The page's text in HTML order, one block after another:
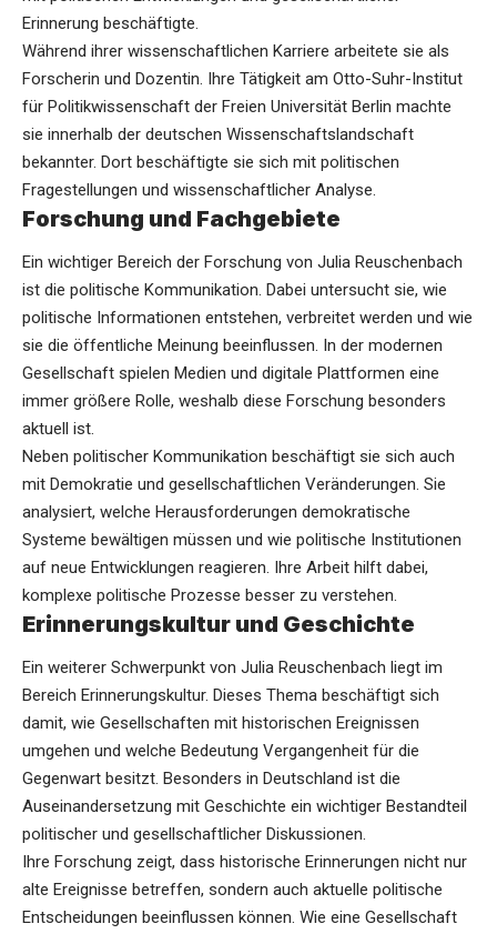
Erinnerung beschäftigte.
Während ihrer wissenschaftlichen Karriere arbeitete sie als
Forscherin und Dozentin. Ihre Tätigkeit am Otto-Suhr-Institut
für Politikwissenschaft der Freien Universität Berlin machte
sie innerhalb der deutschen Wissenschaftslandschaft
bekannter. Dort beschäftigte sie sich mit politischen
Fragestellungen und wissenschaftlicher Analyse.
Forschung und Fachgebiete
Ein wichtiger Bereich der Forschung von Julia Reuschenbach
ist die politische Kommunikation. Dabei untersucht sie, wie
politische Informationen entstehen, verbreitet werden und wie
sie die öffentliche Meinung beeinflussen. In der modernen
Gesellschaft spielen Medien und digitale Plattformen eine
immer größere Rolle, weshalb diese Forschung besonders
aktuell ist.
Neben politischer Kommunikation beschäftigt sie sich auch
mit Demokratie und gesellschaftlichen Veränderungen. Sie
analysiert, welche Herausforderungen demokratische
Systeme bewältigen müssen und wie politische Institutionen
auf neue Entwicklungen reagieren. Ihre Arbeit hilft dabei,
komplexe politische Prozesse besser zu verstehen.
Erinnerungskultur und Geschichte
Ein weiterer Schwerpunkt von Julia Reuschenbach liegt im
Bereich Erinnerungskultur. Dieses Thema beschäftigt sich
damit, wie Gesellschaften mit historischen Ereignissen
umgehen und welche Bedeutung Vergangenheit für die
Gegenwart besitzt. Besonders in Deutschland ist die
Auseinandersetzung mit Geschichte ein wichtiger Bestandteil
politischer und gesellschaftlicher Diskussionen.
Ihre Forschung zeigt, dass historische Erinnerungen nicht nur
alte Ereignisse betreffen, sondern auch aktuelle politische
Entscheidungen beeinflussen können. Wie eine Gesellschaft